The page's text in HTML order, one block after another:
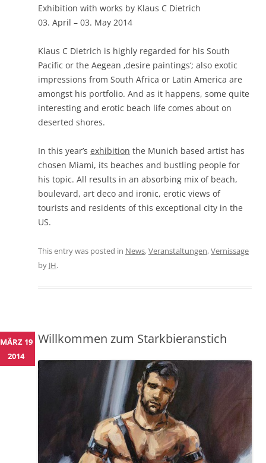
Exhibition with works by Klaus C Dietrich
03. April – 03. May 2014
Klaus C Dietrich is highly regarded for his South
Pacific or the Aegean ‚desire paintings‘; also exotic
impressions from South Africa or Latin America are
amongst his portfolio. And as it happens, some quite
interesting and erotic beach life comes about on
deserted shores.
In this year’s exhibition the Munich based artist has
chosen Miami, its beaches and bustling people for
his topic. All results in an absorbing mix of beach,
boulevard, art deco and ironic, erotic views of
tourists and residents of this exceptional city in the
US.
This entry was posted in News,Veranstaltungen,Vernissage
by JH.
Willkommen zum Starkbieranstich
MÄRZ 19
2014